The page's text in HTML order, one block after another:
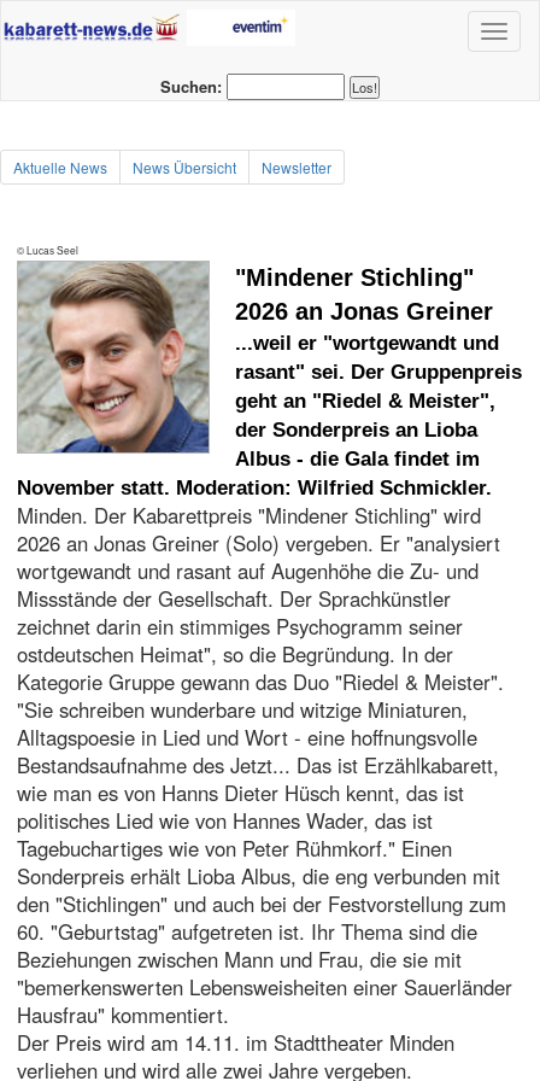
Suchen:
Aktuelle News News Übersicht Newsletter
© Lucas Seel
"Mindener Stichling"
2026 an Jonas Greiner
...weil er "wortgewandt und
rasant" sei. Der Gruppenpreis
geht an "Riedel & Meister",
der Sonderpreis an Lioba
Albus - die Gala findet im
November statt. Moderation: Wilfried Schmickler.
Minden. Der Kabarettpreis "Mindener Stichling" wird
2026 an Jonas Greiner (Solo) vergeben. Er "analysiert
wortgewandt und rasant auf Augenhöhe die Zu- und
Missstände der Gesellschaft. Der Sprachkünstler
zeichnet darin ein stimmiges Psychogramm seiner
ostdeutschen Heimat", so die Begründung. In der
Kategorie Gruppe gewann das Duo "Riedel & Meister".
"Sie schreiben wunderbare und witzige Miniaturen,
Alltagspoesie in Lied und Wort - eine hoffnungsvolle
Bestandsaufnahme des Jetzt... Das ist Erzählkabarett,
wie man es von Hanns Dieter Hüsch kennt, das ist
politisches Lied wie von Hannes Wader, das ist
Tagebuchartiges wie von Peter Rühmkorf." Einen
Sonderpreis erhält Lioba Albus, die eng verbunden mit
den "Stichlingen" und auch bei der Festvorstellung zum
60. "Geburtstag" aufgetreten ist. Ihr Thema sind die
Beziehungen zwischen Mann und Frau, die sie mit
"bemerkenswerten Lebensweisheiten einer Sauerländer
Hausfrau" kommentiert.
Der Preis wird am 14.11. im Stadttheater Minden
verliehen und wird alle zwei Jahre vergeben.